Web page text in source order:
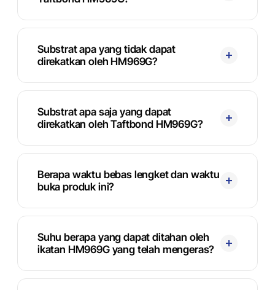
Substrat apa yang tidak dapat
direkatkan oleh HM969G?
Substrat apa saja yang dapat
direkatkan oleh Taftbond HM969G?
Berapa waktu bebas lengket dan waktu
buka produk ini?
Suhu berapa yang dapat ditahan oleh
ikatan HM969G yang telah mengeras?